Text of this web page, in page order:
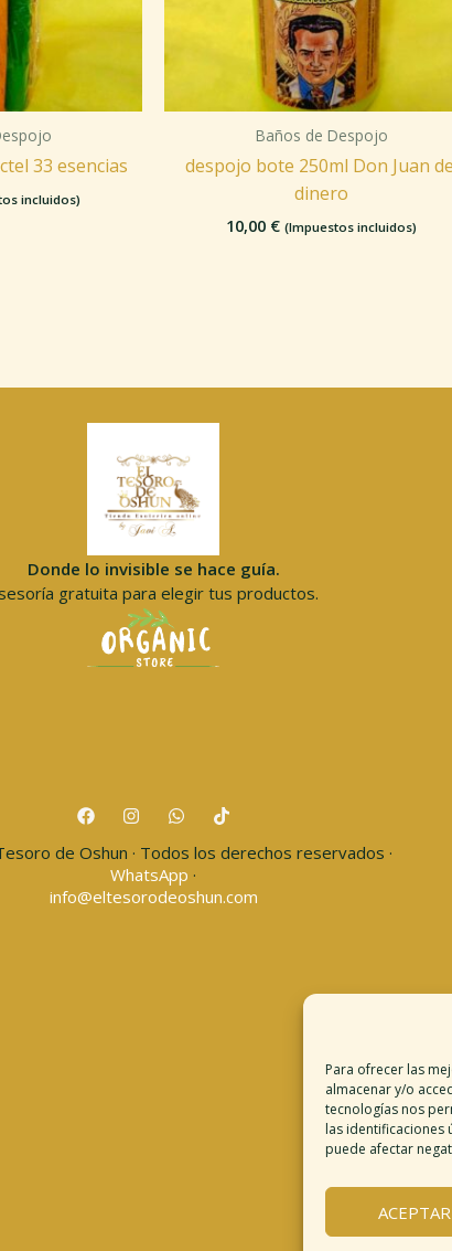
Para ofrecer las
almacenar y/o
tecnologías nos
las identificaciones
puede afectar
ACEPTAR
33 esencias
incluidos)
Baños de Despojo
despojo bote 250ml Don Juan
dinero
10,00 € (Impuestos incluidos)
Donde lo invisible se hace guía.
gratuita para elegir tus productos.
de Oshun · Todos los derechos reservados ·
WhatsApp ·
info@eltesorodeoshun.com
Descargo